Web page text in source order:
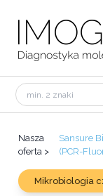
Nasza
oferta >
Sansure
(PCR-
Mikrobiologia